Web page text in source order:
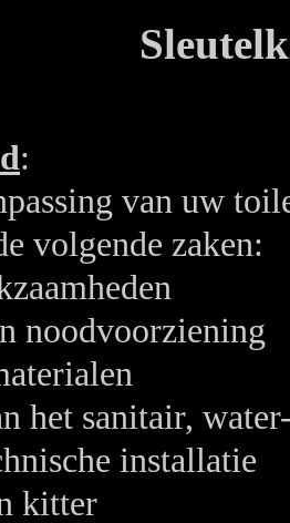
:
van uw
volgende zaken:
noodvoorziening
het sanitair,
installatie
kitter